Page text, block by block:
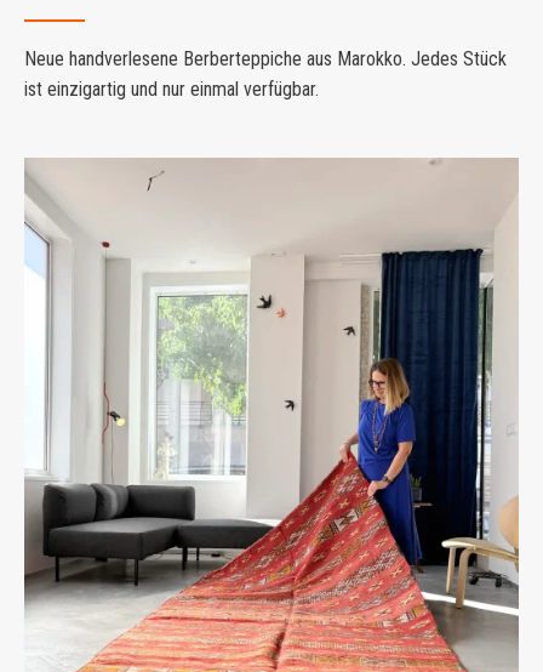
Neue handverlesene Berberteppiche aus Marokko. Jedes Stück
ist einzigartig und nur einmal verfügbar.